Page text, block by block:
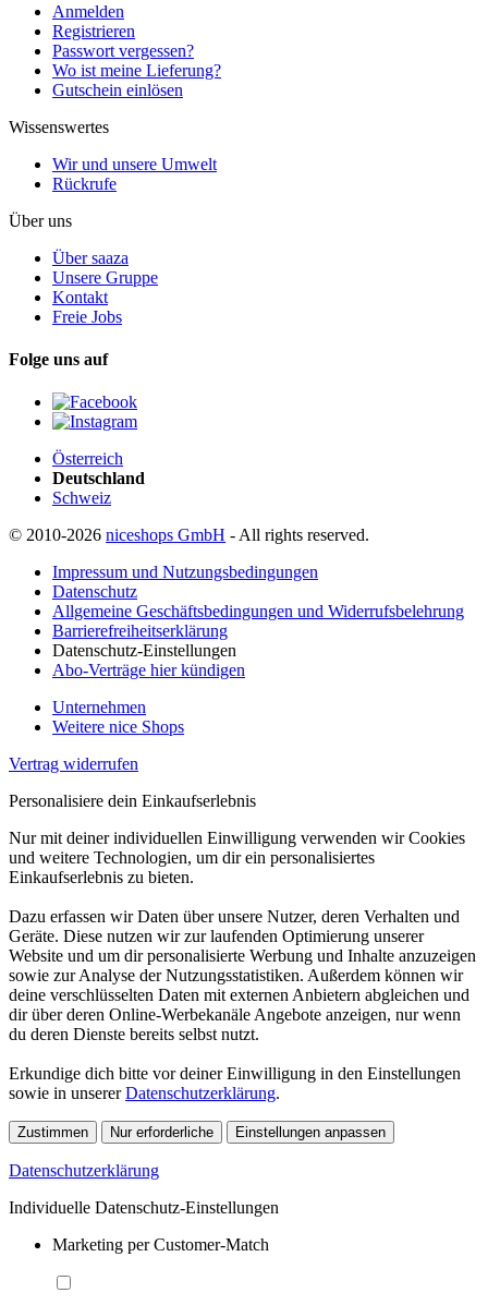
Anmelden
Registrieren
Passwort vergessen?
Wo ist meine Lieferung?
Gutschein einlösen
Wissenswertes
Wir und unsere Umwelt
Rückrufe
Über uns
Über saaza
Unsere Gruppe
Kontakt
Freie Jobs
Folge uns auf
Österreich
Deutschland
Schweiz
© 2010-2026 niceshops GmbH - All rights reserved.
Impressum und Nutzungsbedingungen
Datenschutz
Allgemeine Geschäftsbedingungen und Widerrufsbelehrung
Barrierefreiheitserklärung
Datenschutz-Einstellungen
Abo-Verträge hier kündigen
Unternehmen
Weitere nice Shops
Vertrag widerrufen
Personalisiere dein Einkaufserlebnis
Nur mit deiner individuellen Einwilligung verwenden wir Cookies
und weitere Technologien, um dir ein personalisiertes
Einkaufserlebnis zu bieten.
Dazu erfassen wir Daten über unsere Nutzer, deren Verhalten und
Geräte. Diese nutzen wir zur laufenden Optimierung unserer
Website und um dir personalisierte Werbung und Inhalte anzuzeigen
sowie zur Analyse der Nutzungsstatistiken. Außerdem können wir
deine verschlüsselten Daten mit externen Anbietern abgleichen und
dir über deren Online-Werbekanäle Angebote anzeigen, nur wenn
du deren Dienste bereits selbst nutzt.
Erkundige dich bitte vor deiner Einwilligung in den Einstellungen
sowie in unsererDatenschutzerklärung.
Zustimmen Nur erforderliche Einstellungen anpassen
Datenschutzerklärung
Individuelle Datenschutz-Einstellungen
Marketing per Customer-Match